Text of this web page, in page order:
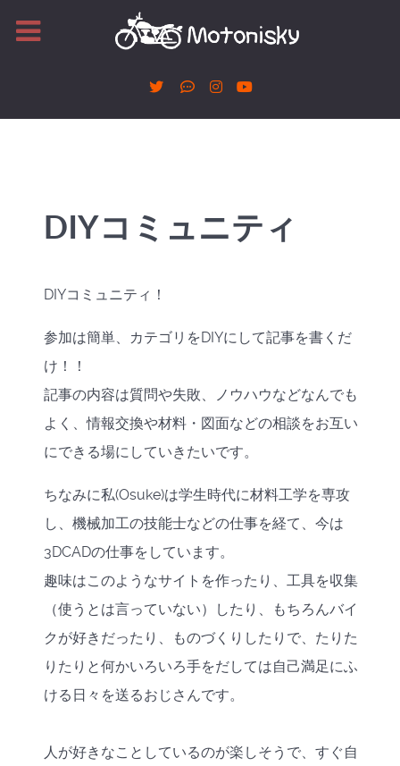
DIYコミュニティ
DIYコミュニティ！
参加は簡単、カテゴリをDIYにして記事を書くだ
け！！
記事の内容は質問や失敗、ノウハウなどなんでも
よく、情報交換や材料・図面などの相談をお互い
にできる場にしていきたいです。
ちなみに私(Osuke)は学生時代に材料工学を専攻
し、機械加工の技能士などの仕事を経て、今は
3DCADの仕事をしています。
趣味はこのようなサイトを作ったり、工具を収集
（使うとは言っていない）したり、もちろんバイ
クが好きだったり、ものづくりしたりで、たりた
りたりと何かいろいろ手をだしては自己満足にふ
ける日々を送るおじさんです。
人が好きなことしているのが楽しそうで、すぐ自